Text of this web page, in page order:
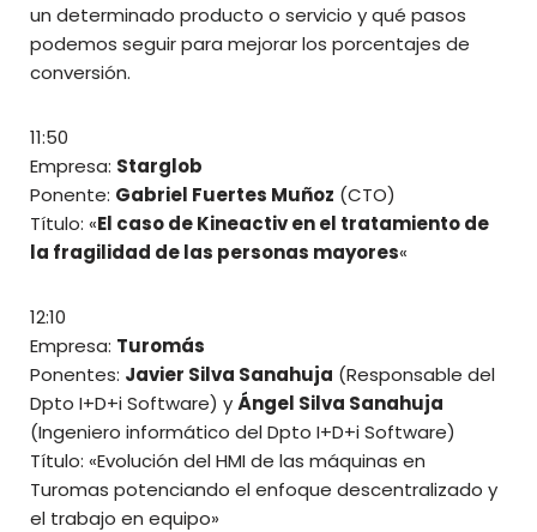
un determinado producto o servicio y qué pasos
podemos seguir para mejorar los porcentajes de
conversión.
11:50
Empresa: Starglob
Ponente: Gabriel Fuertes Muñoz (CTO)
Título: «El caso de Kineactiv en el tratamiento de
la fragilidad de las personas mayores«
12:10
Empresa: Turomás
Ponentes: Javier Silva Sanahuja (Responsable del
Dpto I+D+i Software) yÁngel Silva Sanahuja
(Ingeniero informático del Dpto I+D+i Software)
Título: «Evolución del HMI de las máquinas en
Turomas potenciando el enfoque descentralizado y
el trabajo en equipo»